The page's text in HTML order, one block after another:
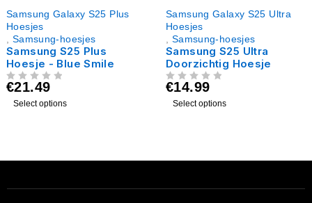
Samsung Galaxy S25 Plus
Hoesjes
Samsung-hoesjes
Samsung S25 Plus
Hoesje - Blue Smile
€21.49
Select options
Samsung Galaxy S25 Ultra
Hoesjes
Samsung-hoesjes
Samsung S25 Ultra
Doorzichtig Hoesje
€14.99
Select options